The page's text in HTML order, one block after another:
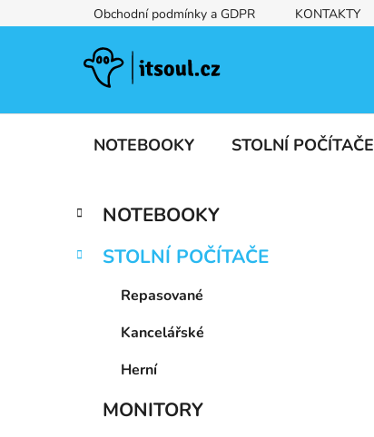
na
Obchodní podmínky a GDPR KONTAKTY
NOTEBOOKY STOLNÍ POČÍTAČE
P
s
Přeskočit
kategorie
K
a
e
NOTEBOOKY
STOLNÍ POČÍTAČE
Repasované
Kancelářské
Herní
MONITORY